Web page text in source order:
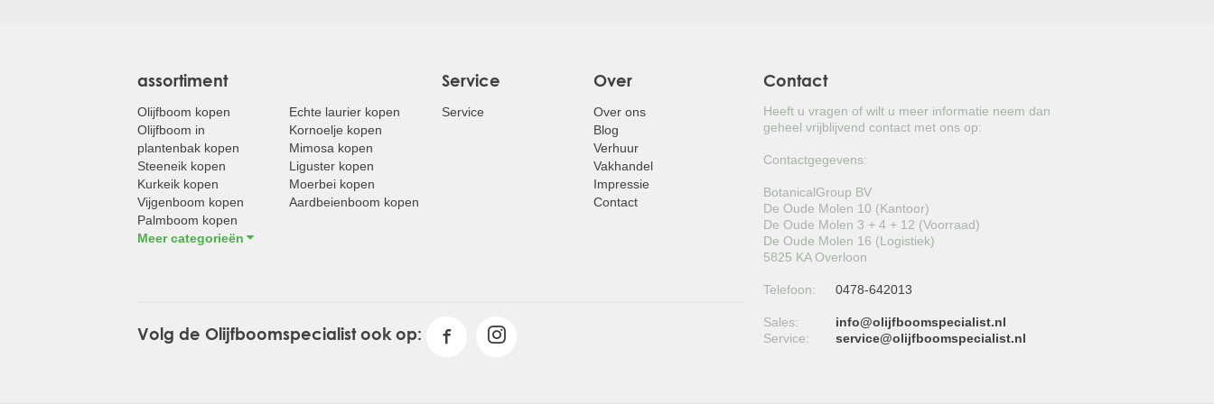
assortiment
Olijfboom kopen
Olijfboom in
plantenbak kopen
Steeneik kopen
Kurkeik kopen
Vijgenboom kopen
Palmboom kopen
Meer categorieën
Echte laurier kopen
Kornoelje kopen
Mimosa kopen
Liguster kopen
Moerbei kopen
Aardbeienboom kopen
Service
Service
Over
Over ons
Blog
Verhuur
Vakhandel
Impressie
Contact
Volg de Olijfboomspecialist ook op:
Contact
Heeft u vragen of wilt u meer informatie neem dan
geheel vrijblijvend contact met ons op:
Contactgegevens:
BotanicalGroup BV
De Oude Molen 10 (Kantoor)
De Oude Molen 3 + 4 + 12 (Voorraad)
De Oude Molen 16 (Logistiek)
5825 KA Overloon
Telefoon: 0478-642013
Sales:
info@olijfboomspecialist.nl
Service:
service@olijfboomspecialist.nl